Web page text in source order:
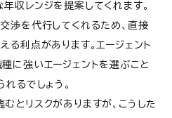
収レンジを提案してくれます。
渉を代行してくれるため、直接
る利点があります。エージェント
に強いエージェントを選ぶこと
るでしょう。
とリスクがありますが、こうした